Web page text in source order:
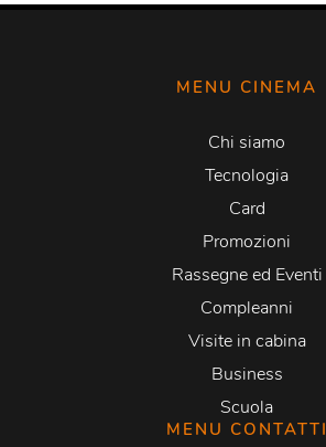
MENU CINEMA
Chi siamo
Tecnologia
Card
Promozioni
Rassegne ed Eventi
Compleanni
Visite in cabina
Business
Scuola
MENU CONTATTI